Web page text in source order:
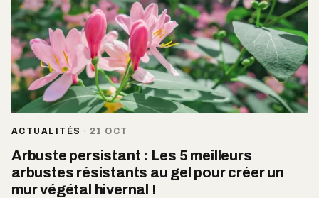
ACTUALITÉS · 21 OCT
Arbuste persistant : Les 5 meilleurs
arbustes résistants au gel pour créer un
mur végétal hivernal !